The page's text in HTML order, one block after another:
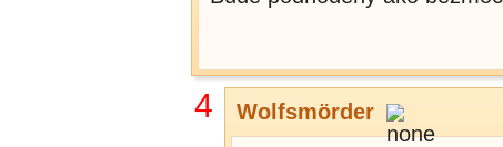
4 Wolfsmörder